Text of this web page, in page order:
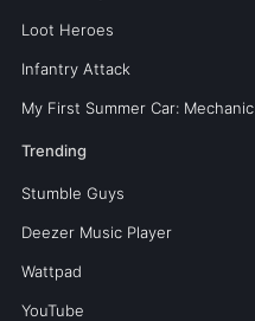
Loot Heroes
Infantry Attack
My First Summer Car: Mechanic
Trending
Stumble Guys
Deezer Music Player
Wattpad
YouTube